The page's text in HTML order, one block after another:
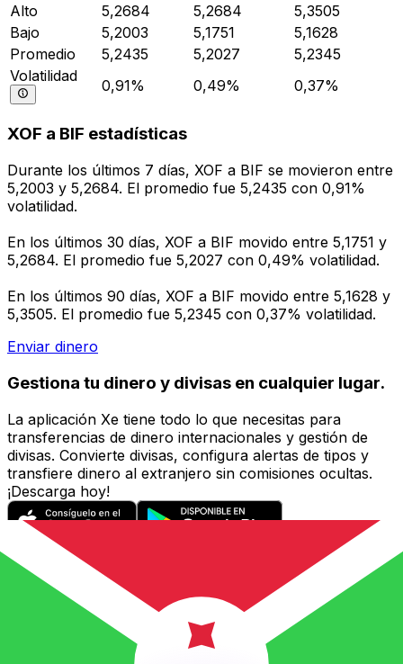
Alto
5,2684 5,2684
5,3505
Bajo
5,2003 5,1751
5,1628
Promedio
5,2435 5,2027
5,2345
Volatilidad
0,91% 0,49% 0,37%
XOF a BIF estadísticas
Durante los últimos 7 días, XOF a BIF se movieron entre
5,2003 y 5,2684. El promedio fue 5,2435 con 0,91%
volatilidad.
En los últimos 30 días, XOF a BIF movido entre 5,1751 y
5,2684. El promedio fue 5,2027 con 0,49% volatilidad.
En los últimos 90 días, XOF a BIF movido entre 5,1628 y
5,3505. El promedio fue 5,2345 con 0,37% volatilidad.
Enviar dinero
Gestiona tu dinero y divisas en cualquier lugar.
La aplicación Xe tiene todo lo que necesitas para
transferencias de dinero internacionales y gestión de
divisas. Convierte divisas, configura alertas de tipos y
transfiere dinero al extranjero sin comisiones ocultas.
¡Descarga hoy!